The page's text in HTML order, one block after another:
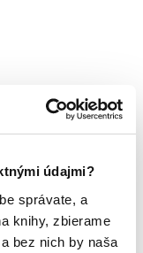
údajmi?
správate, a
knihy, zbierame
bez nich by naša
väzba1